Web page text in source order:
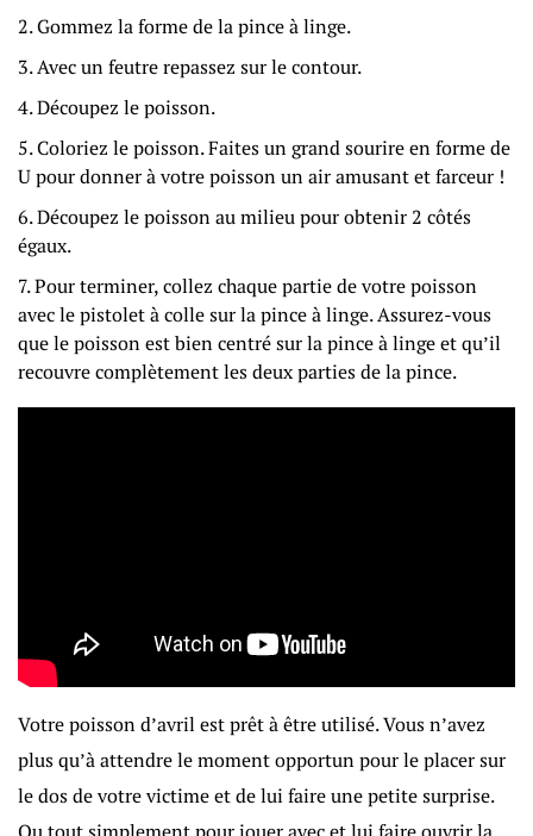
Gommez la forme de la pince à linge.
Avec un feutre repassez sur le contour.
Découpez le poisson.
Coloriez le poisson. Faites un grand sourire en forme de
U pour donner à votre poisson un air amusant et farceur !
Découpez le poisson au milieu pour obtenir 2 côtés
égaux.
Pour terminer, collez chaque partie de votre poisson
avec le pistolet à colle sur la pince à linge. Assurez-vous
que le poisson est bien centré sur la pince à linge et qu’il
recouvre complètement les deux parties de la pince.
Votre poisson d’avril est prêt à être utilisé. Vous n’avez
plus qu’à attendre le moment opportun pour le placer sur
le dos de votre victime et de lui faire une petite surprise.
Ou tout simplement pour jouer avec et lui faire ouvrir la